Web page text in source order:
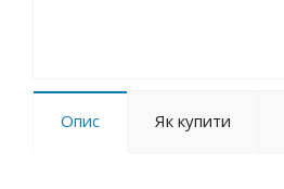
Опис Як купити